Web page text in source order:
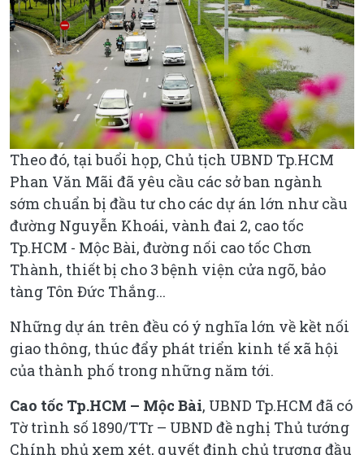
Theo đó, tại buổi họp, Chủ tịch UBND Tp.HCM
Phan Văn Mãi đã yêu cầu các sở ban ngành
sớm chuẩn bị đầu tư cho các dự án lớn như cầu
đường Nguyễn Khoái, vành đai 2, cao tốc
Tp.HCM - Mộc Bài, đường nối cao tốc Chơn
Thành, thiết bị cho 3 bệnh viện cửa ngõ, bảo
tàng Tôn Đức Thắng...
Những dự án trên đều có ý nghĩa lớn về kềt nối
giao thông, thúc đẩy phát triển kinh tế xã hội
của thành phố trong những năm tới.
Cao tốc Tp.HCM – Mộc Bài, UBND Tp.HCM đã có
Tờ trình số 1890/TTr – UBND đề nghị Thủ tướng
Chính phủ xem xét, quyết định chủ trương đầu